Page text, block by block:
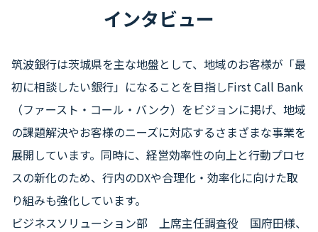
インタビュー
筑波銀行は茨城県を主な地盤として、地域のお客様が「最
初に相談したい銀行」になることを目指しFirst Call Bank
（ファースト・コール・バンク）をビジョンに掲げ、地域
の課題解決やお客様のニーズに対応するさまざまな事業を
展開しています。同時に、経営効率性の向上と行動プロセ
スの新化のため、行内のDXや合理化・効率化に向けた取
り組みも強化しています。
ビジネスソリューション部 上席主任調査役 国府田様、